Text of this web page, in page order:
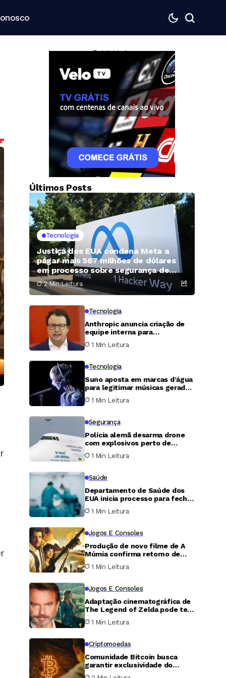
— Publicidade —
Últimos Posts
Tecnologia
Justiça dos EUA condena Meta a
pagar mais 567 milhões de dólares
em processo sobre segurança de
menores no Novo México
2 Min Leitura
Tecnologia
Anthropic anuncia criação de
equipe interna para
desenvolver processadores
próprios
1 Min Leitura
Tecnologia
Suno aposta em marcas d’água
para legitimar músicas geradas
por inteligência artificial
1 Min Leitura
Segurança
Polícia alemã desarma drone
com explosivos perto de
aviões de carga ucranianos em
Leipzig
1 Min Leitura
Saúde
Departamento de Saúde dos
EUA inicia processo para fechar
organização acusada de tentar
retirar órgãos de homem vivo
1 Min Leitura
Jogos E Consoles
Produção de novo filme de A
Múmia confirma retorno de
mais dois personagens
marcantes da franquia
1 Min Leitura
Jogos E Consoles
Adaptação cinematográfica de
The Legend of Zelda pode ter
sido o último filme de Sam
Neill
1 Min Leitura
Criptomoedas
Comunidade Bitcoin busca
garantir exclusividade do
domínio .bitcoin e impedir uso